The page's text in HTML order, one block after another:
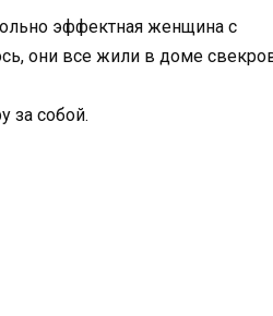
эффектная женщина с
они все жили в доме
за собой.